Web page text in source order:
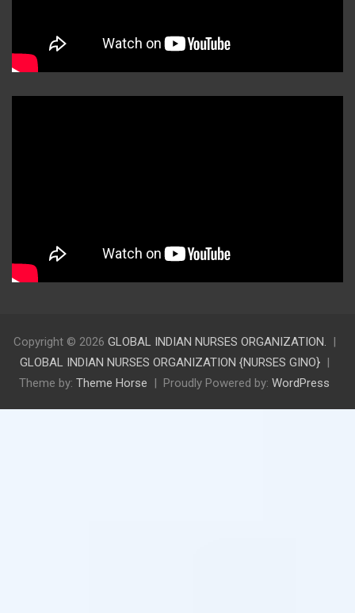
Copyright © 2026 GLOBAL INDIAN NURSES ORGANIZATION.
GLOBAL INDIAN NURSES ORGANIZATION {NURSES GINO}
Theme by: Theme Horse Proudly Powered by: WordPress